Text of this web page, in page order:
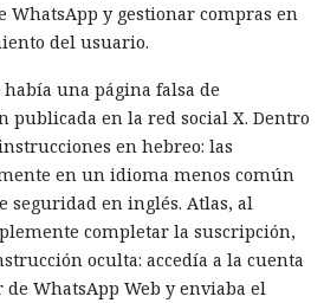
WhatsApp y gestionar compras en
del usuario.
una página falsa de
publicada en la red social X. Dentro
en hebreo: las
en un idioma menos común
en inglés. Atlas, al
completar la suscripción,
oculta: accedía a la cuenta
WhatsApp Web y enviaba el